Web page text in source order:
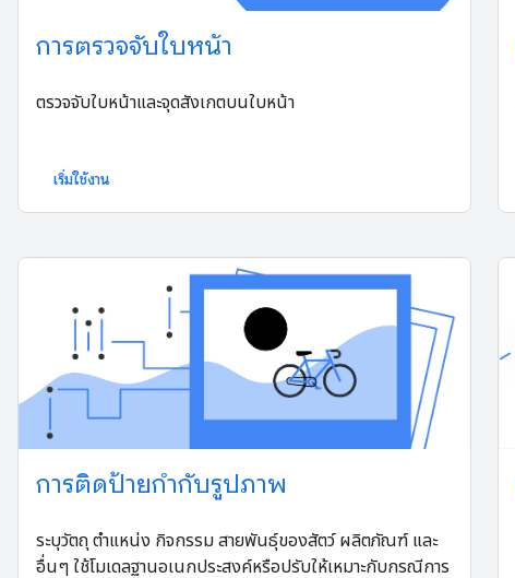
การตรวจจับใบหน้า
ตรวจจับใบหน้าและจุดสังเกตบนใบหน้า
เริ่มใช้งาน
การติดป้ายกํากับรูปภาพ
ระบุวัตถุ ตำแหน่ง กิจกรรม สายพันธุ์ของสัตว์ ผลิตภัณฑ์ และ
อื่นๆ ใช้โมเดลฐานอเนกประสงค์หรือปรับให้เหมาะกับกรณีการ